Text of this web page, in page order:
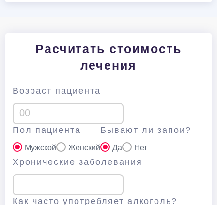
Расчитать стоимость
лечения
Возраст пациента
Пол пациента
Мужской Женский
Бывают ли запои?
Да Нет
Хронические заболевания
Как часто употребляет алкоголь?